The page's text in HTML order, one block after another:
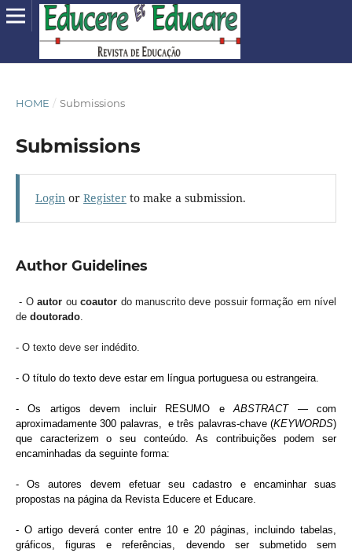
HOME / Submissions
Submissions
Loginor Registerto make a submission.
Author Guidelines
- Oautor oucoautor do manuscrito deve possuir formação em nível
de doutorado.
- O texto deve ser indédito.
- O título do texto deve estar em língua portuguesa ou estrangeira.
- Os artigos devem incluir RESUMO eABSTRACT— com
aproximadamente 300 palavras, e três palavras-chave (KEYWORDS)
que caracterizem o seu conteúdo. As contribuições podem ser
encaminhadas da seguinte forma:
- Os autores devem efetuar seu cadastro e encaminhar suas
propostas na página da Revista Educere et Educare.
- O artigo deverá conter entre 10 e 20 páginas, incluindo tabelas,
gráficos, figuras e referências, devendo ser submetido sem